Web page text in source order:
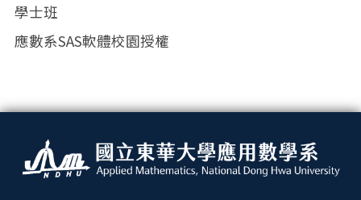
學士班
應數系SAS軟體校園授權